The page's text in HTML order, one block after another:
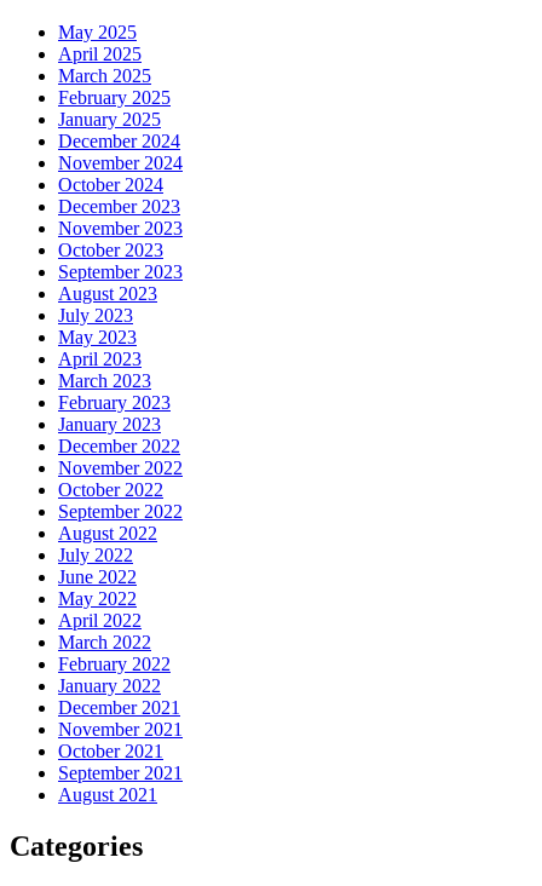
May 2025
April 2025
March 2025
February 2025
January 2025
December 2024
November 2024
October 2024
December 2023
November 2023
October 2023
September 2023
August 2023
July 2023
May 2023
April 2023
March 2023
February 2023
January 2023
December 2022
November 2022
October 2022
September 2022
August 2022
July 2022
June 2022
May 2022
April 2022
March 2022
February 2022
January 2022
December 2021
November 2021
October 2021
September 2021
August 2021
Categories